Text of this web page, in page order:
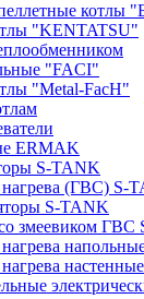
"KENTATSU"
"FACI"
"Metal-FacH"
ERMAK
S-TANK
(ГВС) S-
S-TANK
змеевиком ГВС